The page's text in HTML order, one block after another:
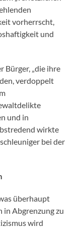
vorherrscht,
und
Bürger, „die ihre
verdoppelt
und in
wirkte
bei der
überhaupt
in Abgrenzung zu
wird